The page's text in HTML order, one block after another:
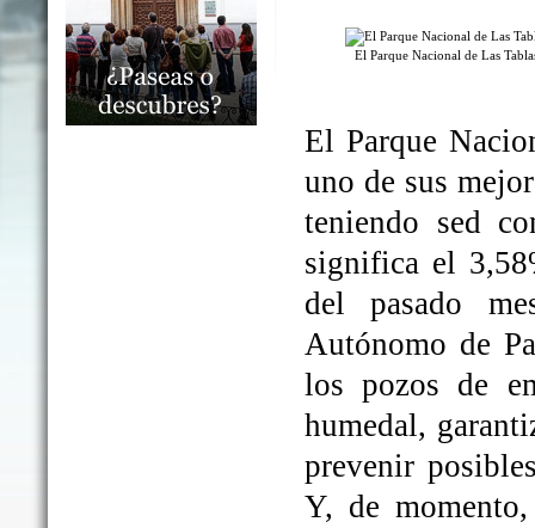
El Parque Nacional de Las
El Parque
uno de sus
teniendo sed
significa el
del pasado
Autónomo de
los pozos de
humedal,
prevenir
Y, de